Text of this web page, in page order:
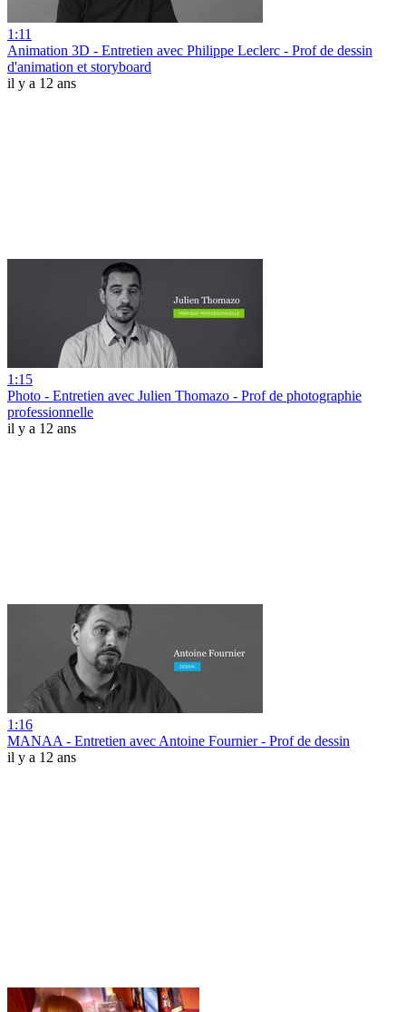
1:11
Animation 3D - Entretien avec Philippe Leclerc - Prof de dessin
d'animation et storyboard
il y a 12 ans
1:15
Photo - Entretien avec Julien Thomazo - Prof de photographie
professionnelle
il y a 12 ans
1:16
MANAA - Entretien avec Antoine Fournier - Prof de dessin
il y a 12 ans